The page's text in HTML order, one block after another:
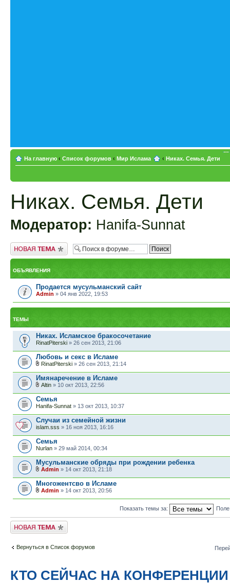
На главную ‹ Список форумов ‹ Мир Ислама ‹ Никах. Семья. Дети
Никах. Семья. Дети
Модератор: Hanifa-Sunnat
Новая тема
ОБЪЯВЛЕНИЯ
Продается мусульманский сайт
Admin » 04 янв 2022, 19:53
ТЕМЫ
Никах. Исламское бракосочетание
RinatPiterski » 26 сен 2013, 21:06
Любовь и секс в Исламе
RinatPiterski » 26 сен 2013, 21:14
Имянаречение в Исламе
Altin » 10 окт 2013, 22:56
Семья
Hanifa-Sunnat » 13 окт 2013, 10:37
Случаи из семейной жизни
islam.sss » 16 ноя 2013, 16:16
Семья
Nurlan » 29 май 2014, 00:34
Мусульманские обряды при рождении ребенка
Admin » 14 окт 2013, 21:18
Многожентсво в Исламе
Admin » 14 окт 2013, 20:56
Показать темы за:
Новая тема
Вернуться в Список форумов
КТО СЕЙЧАС НА КОНФЕРЕНЦИИ